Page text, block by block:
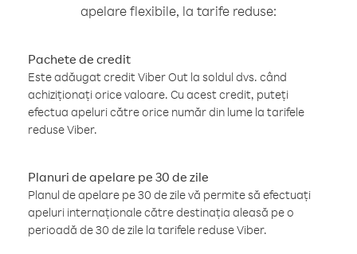
apelare flexibile, la tarife reduse:
Pachete de credit
Este adăugat credit Viber Out la soldul dvs. când
achiziționați orice valoare. Cu acest credit, puteți
efectua apeluri către orice număr din lume la tarifele
reduse Viber.
Planuri de apelare pe 30 de zile
Planul de apelare pe 30 de zile vă permite să efectuați
apeluri internaționale către destinația aleasă pe o
perioadă de 30 de zile la tarifele reduse Viber.